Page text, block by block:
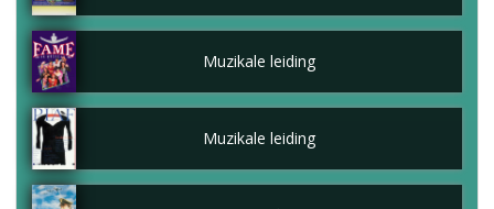
Muzikale leiding
Muzikale leiding